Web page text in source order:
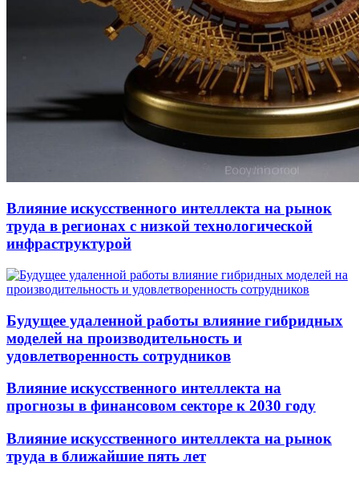
Влияние искусственного интеллекта на рынок
труда в регионах с низкой технологической
инфраструктурой
Будущее удаленной работы влияние гибридных
моделей на производительность и
удовлетворенность сотрудников
Влияние искусственного интеллекта на
прогнозы в финансовом секторе к 2030 году
Влияние искусственного интеллекта на рынок
труда в ближайшие пять лет